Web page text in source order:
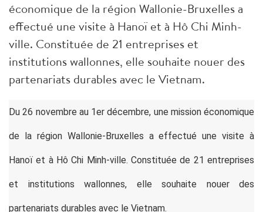
économique de la région Wallonie-Bruxelles a
effectué une visite à Hanoï et à Hô Chi Minh-
ville. Constituée de 21 entreprises et
institutions wallonnes, elle souhaite nouer des
partenariats durables avec le Vietnam.
Du 26 novembre au 1er décembre, une mission économique
de la région Wallonie-Bruxelles a effectué une visite à
Hanoï et à Hô Chi Minh-ville. Constituée de 21 entreprises
et institutions wallonnes, elle souhaite nouer des
partenariats durables avec le Vietnam.